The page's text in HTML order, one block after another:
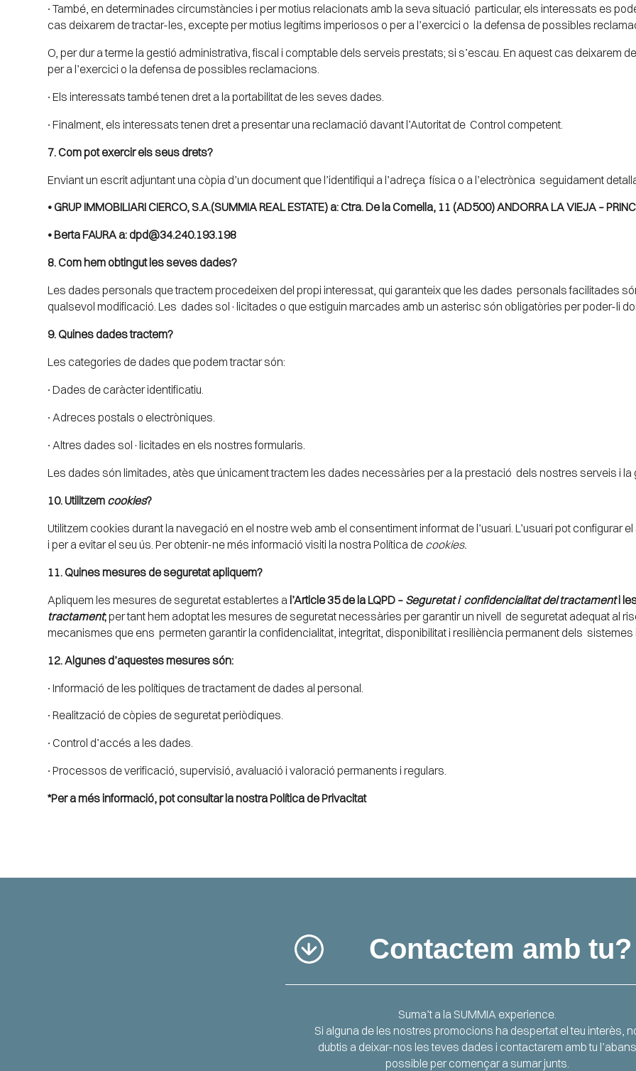
∙ També, en determinades circumstàncies i per motius relacionats amb la seva situació particular, els interessats es
cas deixarem de tractar-les, excepte per motius legítims imperiosos o per a l’exercici o la defensa de possibles
O, per dur a terme la gestió administrativa, fiscal i comptable dels serveis prestats; si s’escau. En aquest cas deixarem
per a l’exercici o la defensa de possibles reclamacions.
∙ Els interessats també tenen dret a la portabilitat de les seves dades.
∙ Finalment, els interessats tenen dret a presentar una reclamació davant l’Autoritat de Control competent.
7. Com pot exercir els seus drets?
Enviant un escrit adjuntant una còpia d’un document que l’identifiqui a l’adreça física o a l’electrònica seguidament
• GRUP IMMOBILIARI CIERCO, S.A.(SUMMIA REAL ESTATE) a: Ctra. De la Comella, 11 (AD500) ANDORRA LA VIEJA –
• Berta FAURA a: dpd@34.240.193.198
8. Com hem obtingut les seves dades?
Les dades personals que tractem procedeixen del propi interessat, qui garanteix que les dades personals facilitades
qualsevol modificació. Les dades sol·licitades o que estiguin marcades amb un asterisc són obligatòries per poder-li
9. Quines dades tractem?
Les categories de dades que podem tractar són:
∙ Dades de caràcter identificatiu.
∙ Adreces postals o electròniques.
∙ Altres dades sol·licitades en els nostres formularis.
Les dades són limitades, atès que únicament tractem les dades necessàries per a la prestació dels nostres serveis i
10. Utilitzem cookies?
Utilitzem cookies durant la navegació en el nostre web amb el consentiment informat de l’usuari. L’usuari pot configurar
i per a evitar el seu ús. Per obtenir-ne més informació visiti la nostra Política de cookies.
11. Quines mesures de seguretat apliquem?
Apliquem les mesures de seguretat establertes al’Article 35 de la LQPD – Seguretat i confidencialitat del tractamenti
tractament;per tant hem adoptat les mesures de seguretat necessàries per garantir un nivell de seguretat adequat al
mecanismes que ens permeten garantir la confidencialitat, integritat, disponibilitat i resiliència permanent dels
12. Algunes d’aquestes mesures són:
∙ Informació de les polítiques de tractament de dades al personal.
∙ Realització de còpies de seguretat periòdiques.
∙ Control d’accés a les dades.
∙ Processos de verificació, supervisió, avaluació i valoració permanents i regulars.
*Per a més informació, pot consultar la nostraPolítica de Privacitat
Contactem amb tu?
Suma’t a la SUMMIA experience.
Si alguna de les nostres promocions ha despertat el teu interès,
dubtis a deixar-nos les teves dades i contactarem amb tu l’abans
possible per començar a sumar junts.